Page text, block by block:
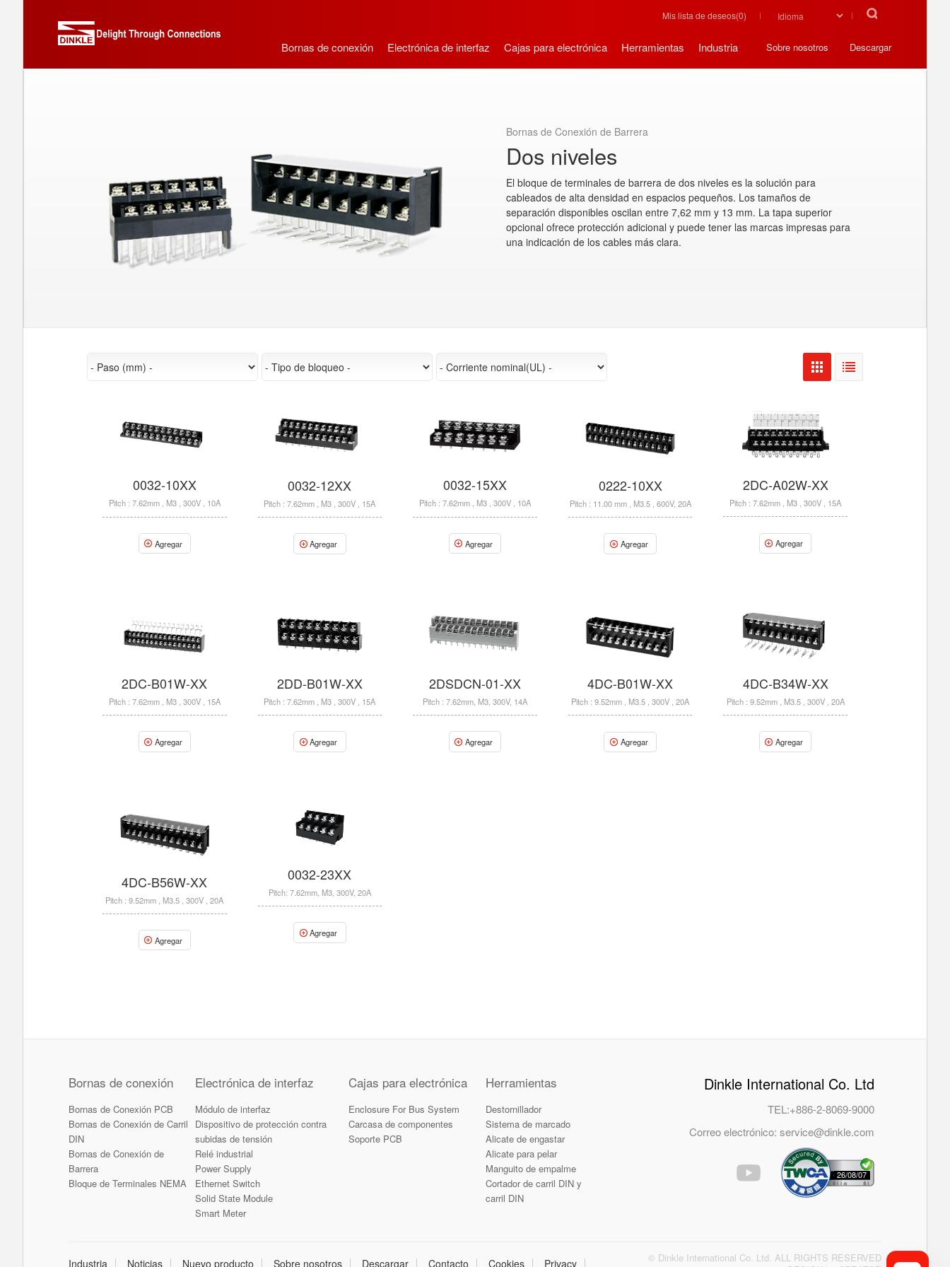
Mis lista de deseos(0)
Bornas de conexión Electrónica de interfaz Cajas para electrónica Herramientas Industria Sobre nosotros Descargar
Bornas de Conexión de Barrera
Dos niveles
El bloque de terminales de barrera de dos niveles es la solución para
cableados de alta densidad en espacios pequeños. Los tamaños de
separación disponibles oscilan entre 7,62 mm y 13 mm. La tapa superior
opcional ofrece protección adicional y puede tener las marcas impresas para
una indicación de los cables más clara.
0032-10XX
Pitch : 7.62mm , M3 , 300V , 10A
Agregar
0032-12XX
Pitch : 7.62mm , M3 , 300V , 15A
Agregar
0032-15XX
Pitch : 7.62mm , M3 , 300V , 10A
Agregar
0222-10XX
Pitch : 11.00 mm , M3.5 , 600V, 20A
Agregar
2DC-A02W-XX
Pitch : 7.62mm , M3 , 300V , 15A
Agregar
2DC-B01W-XX
Pitch : 7.62mm , M3 , 300V , 15A
Agregar
2DD-B01W-XX
Pitch : 7.62mm , M3 , 300V , 15A
Agregar
2DSDCN-01-XX
Pitch : 7.62mm, M3, 300V, 14A
Agregar
4DC-B01W-XX
Pitch : 9.52mm , M3.5 , 300V , 20A
Agregar
4DC-B34W-XX
Pitch : 9.52mm , M3.5 , 300V , 20A
Agregar
4DC-B56W-XX
Pitch : 9.52mm , M3.5 , 300V , 20A
Agregar
0032-23XX
Pitch: 7.62mm, M3, 300V, 20A
Agregar
Bornas de conexión
Bornas de Conexión PCB
Bornas de Conexión de Carril
DIN
Bornas de Conexión de
Barrera
Bloque de Terminales NEMA
Electrónica de interfaz
Módulo de interfaz
Dispositivo de protección contra
subidas de tensión
Relé industrial
Power Supply
Ethernet Switch
Solid State Module
Smart Meter
Cajas para electrónica
Enclosure For Bus System
Carcasa de componentes
Soporte PCB
Herramientas
Destornillador
Sistema de marcado
Alicate de engastar
Alicate para pelar
Manguito de empalme
Cortador de carril DIN y
carril DIN
Dinkle International Co. Ltd
TEL:+886-2-8069-9000
Correo electrónico:service@dinkle.com
26/08/07
Industria Noticias Nuevo producto Sobre nosotros Descargar Contacto Cookies Privacy
© Dinkle International Co. Ltd. ALL RIGHTS RESERVED